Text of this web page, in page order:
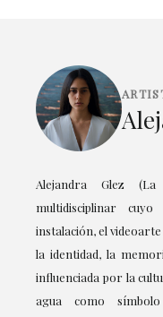
Alejandra Glez
multidisciplinar
instalación, el
la identidad, la
influenciada por la
agua como